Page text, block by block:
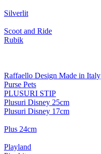
Silverlit
Scoot and Ride
Rubik
Raffaello Design Made in Italy
Purse Pets
PLUSURI STIP
Plusuri Disney 25cm
Plusuri Disney 17cm
Plus 24cm
Playland